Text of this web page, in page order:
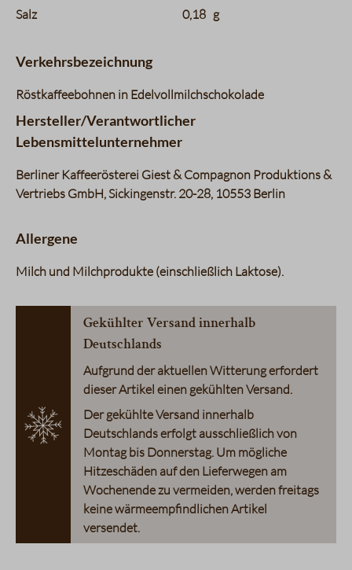
Salz
0,18 g
Verkehrsbezeichnung
Röstkaffeebohnen in Edelvollmilchschokolade
Hersteller/Verantwortlicher
Lebensmittelunternehmer
Berliner Kaffeerösterei Giest & Compagnon Produktions &
Vertriebs GmbH, Sickingenstr. 20-28, 10553 Berlin
Allergene
Milch und Milchprodukte (einschließlich Laktose)
Gekühlter Versand innerhalb
Deutschlands
Aufgrund der aktuellen Witterung erfordert
dieser Artikel einen gekühlten Versand.
Der gekühlte Versand innerhalb
Deutschlands erfolgt ausschließlich von
Montag bis Donnerstag. Um mögliche
Hitzeschäden auf den Lieferwegen am
Wochenende zu vermeiden, werden freitags
keine wärmeempfindlichen Artikel
versendet.